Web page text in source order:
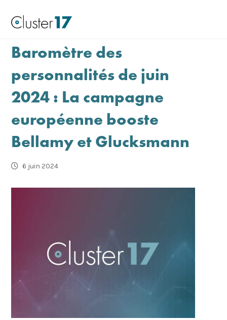
Baromètre des
personnalités de juin
2024 : La campagne
européenne booste
Bellamy et Glucksmann
6 juin 2024